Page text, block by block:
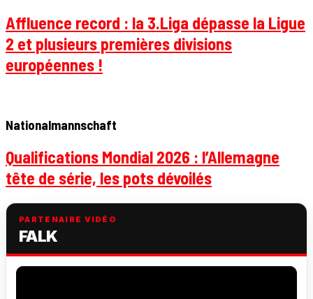
Affluence record : la 3.Liga dépasse la Ligue
2 et plusieurs premières divisions
européennes !
Nationalmannschaft
Qualifications Mondial 2026 : l’Allemagne
tête de série, les pots dévoilés
PARTENAIRE VIDÉO
FALK